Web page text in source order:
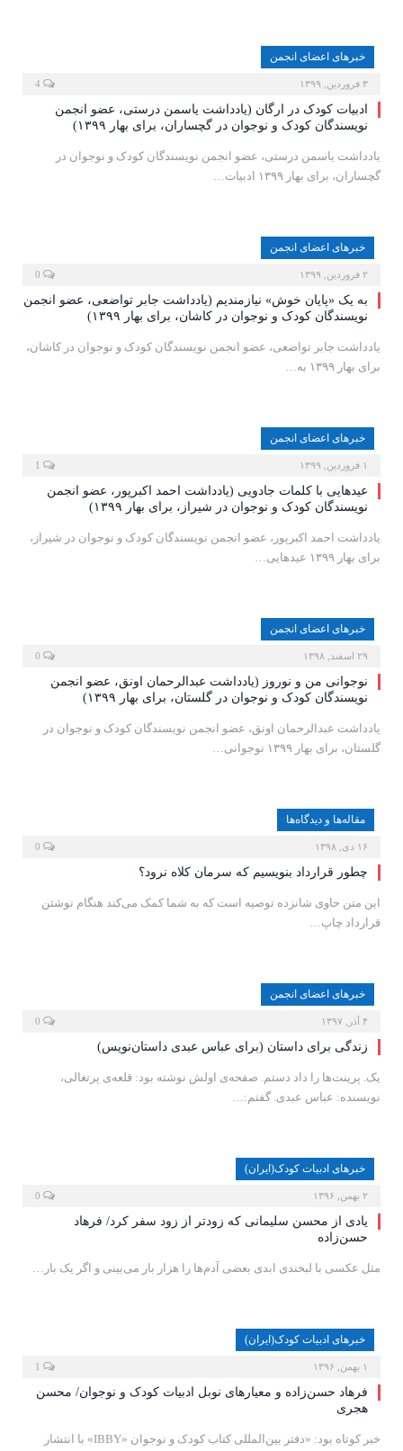
خبرهای اعضای انجمن
۳ فروردین, ۱۳۹۹
ادبیات کودک در ارگان (یادداشت یاسمن درستی، عضو انجمن
نویسندگان کودک و نوجوان در گچساران، برای بهار ۱۳۹۹)
یادداشت یاسمن درستی، عضو انجمن نویسندگان کودک و نوجوان در
گچساران، برای بهار ۱۳۹۹ ادبیات…
خبرهای اعضای انجمن
۲ فروردین, ۱۳۹۹
به یک «پایان خوش» نیازمندیم (یادداشت جابر تواضعی، عضو انجمن
نویسندگان کودک و نوجوان در کاشان، برای بهار ۱۳۹۹)
یادداشت جابر تواضعی، عضو انجمن نویسندگان کودک و نوجوان در کاشان،
برای بهار ۱۳۹۹ به…
خبرهای اعضای انجمن
۱ فروردین, ۱۳۹۹
عیدهایی با کلمات جادویی (یادداشت احمد اکبرپور، عضو انجمن
نویسندگان کودک و نوجوان در شیراز، برای بهار ۱۳۹۹)
یادداشت احمد اکبرپور، عضو انجمن نویسندگان کودک و نوجوان در شیراز،
برای بهار ۱۳۹۹ عیدهایی…
خبرهای اعضای انجمن
۲۹ اسفند, ۱۳۹۸
نوجوانی من و نوروز (یادداشت عبدالرحمان اونق، عضو انجمن
نویسندگان کودک و نوجوان در گلستان، برای بهار ۱۳۹۹)
یادداشت عبدالرحمان اونق، عضو انجمن نویسندگان کودک و نوجوان در
گلستان، برای بهار ۱۳۹۹ نوجوانی…
مقاله‌ها و دیدگاه‌ها
۱۶ دی, ۱۳۹۸
چطور قرارداد بنویسیم که سرمان کلاه نرود؟
این متن حاوی شانزده توصیه است که به شما کمک می‌کند هنگام نوشتن
قرارداد چاپ…
خبرهای اعضای انجمن
۴ آذر, ۱۳۹۷
زندگی برای داستان (برای عباس عبدی داستان‌نویس)
یک. پرینت‌ها را داد دستم. صفحه‌ی اولش نوشته بود: قلعه‌ی پرتغالی،
نویسنده‌: عباس عبدی. گفتم:…
خبرهای ادبیات کودک(ایران)
۲ بهمن, ۱۳۹۶
یادی از محسن سلیمانی که زودتر از زود سفر کرد/ فرهاد
حسن‌زاده
مثل عکسی با لبخندی ابدی بعضی آدم‌ها را هزار بار می‌بینی و اگر یک بار…
خبرهای ادبیات کودک(ایران)
۱ بهمن, ۱۳۹۶
فرهاد حسن‌زاده و معیارهای نوبل ادبیات کودک و نوجوان/ محسن
هجری
خبر کوتاه بود: «دفتر بین‌المللی کتاب کودک و نوجوان «IBBY» با انتشار